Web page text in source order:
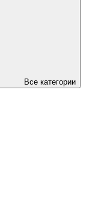
Все категории